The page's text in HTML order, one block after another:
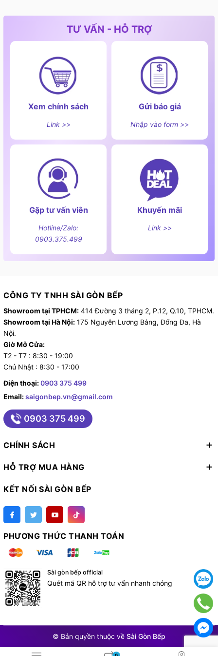
TƯ VẤN - HỖ TRỢ
Xem chính sách
Link >>
Gửi báo giá
Nhập vào form >>
Gặp tư vấn viên
Hotline/Zalo:
0903.375.499
Khuyến mãi
Link >>
CÔNG TY TNHH SÀI GÒN BẾP
Showroom tại TPHCM: 414 Đường 3 tháng 2, P.12, Q.10, TPHCM.
Showroom tại Hà Nội: 175 Nguyễn Lương Bằng, Đống Đa, Hà
Nội.
Giờ Mở Cửa:
T2 - T7 : 8:30 - 19:00
Chủ Nhật : 8:30 - 17:00
Điện thoại:0903 375 499
Email:saigonbep.vn@gmail.com
0903 375 499
CHÍNH SÁCH
HỖ TRỢ MUA HÀNG
KẾT NỐI SÀI GÒN BẾP
PHƯƠNG THỨC THANH TOÁN
Sài gòn bếp official
Quét mã QR hỗ trợ tư vấn nhanh chóng
© Bản quyền thuộc về Sài Gòn Bếp